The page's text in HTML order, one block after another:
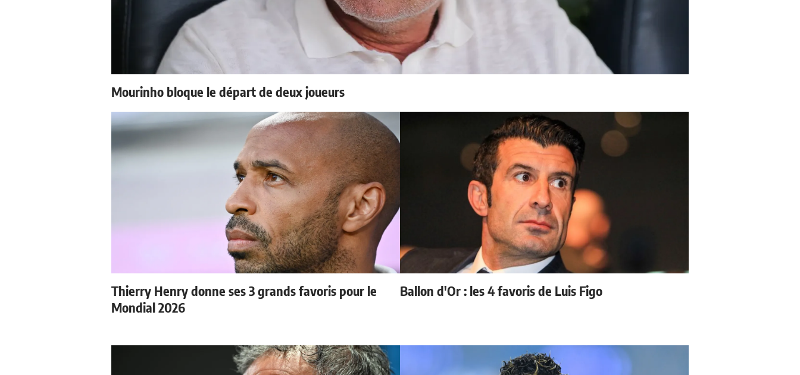
Mourinho bloque le départ de deux joueurs
Thierry Henry donne ses 3 grands favoris pour le
Mondial 2026
Ballon d'Or : les 4 favoris de Luis Figo